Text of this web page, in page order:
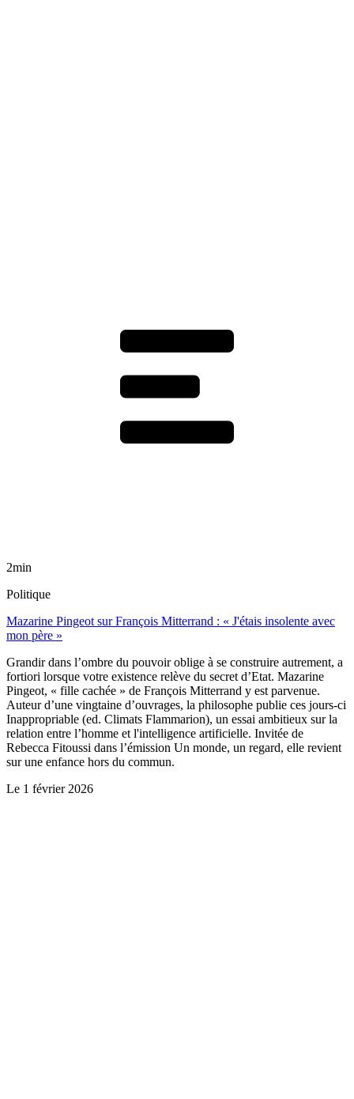
2min
Politique
Mazarine Pingeot sur François Mitterrand : « J'étais insolente avec
mon père »
Grandir dans l’ombre du pouvoir oblige à se construire autrement, a
fortiori lorsque votre existence relève du secret d’Etat. Mazarine
Pingeot, « fille cachée » de François Mitterrand y est parvenue.
Auteur d’une vingtaine d’ouvrages, la philosophe publie ces jours-ci
Inappropriable (ed. Climats Flammarion), un essai ambitieux sur la
relation entre l’homme et l'intelligence artificielle. Invitée de
Rebecca Fitoussi dans l’émission Un monde, un regard, elle revient
sur une enfance hors du commun.
Le 1 février 2026